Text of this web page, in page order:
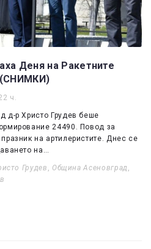
Деня на Ракетните
(СНИМКИ)
ч.
д-р Христо Грудев беше
24490. Повод за
на артилеристите. Днес се
на…
Грудев , Община Асеновград ,